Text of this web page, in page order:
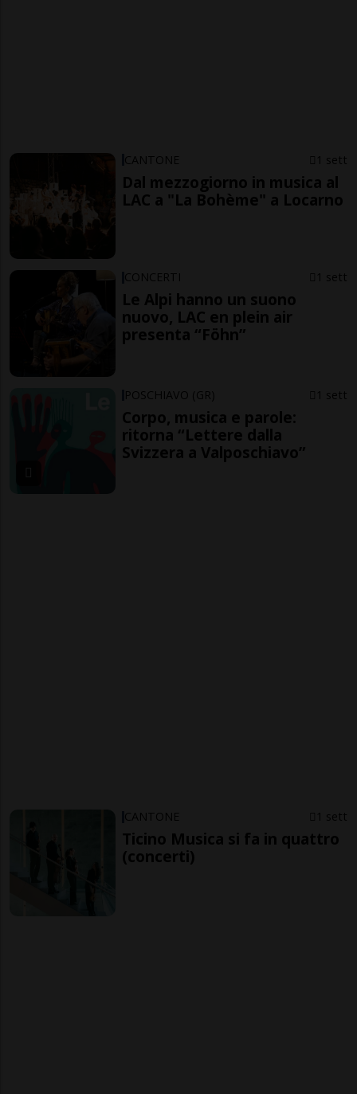
CANTONE 1 sett
Dal mezzogiorno in musica al
LAC a "La Bohème" a Locarno
CONCERTI 1 sett
Le Alpi hanno un suono
nuovo, LAC en plein air
presenta “Föhn”
POSCHIAVO (GR) 1 sett
Corpo, musica e parole:
ritorna “Lettere dalla
Svizzera a Valposchiavo”
CANTONE 1 sett
Ticino Musica si fa in quattro
(concerti)